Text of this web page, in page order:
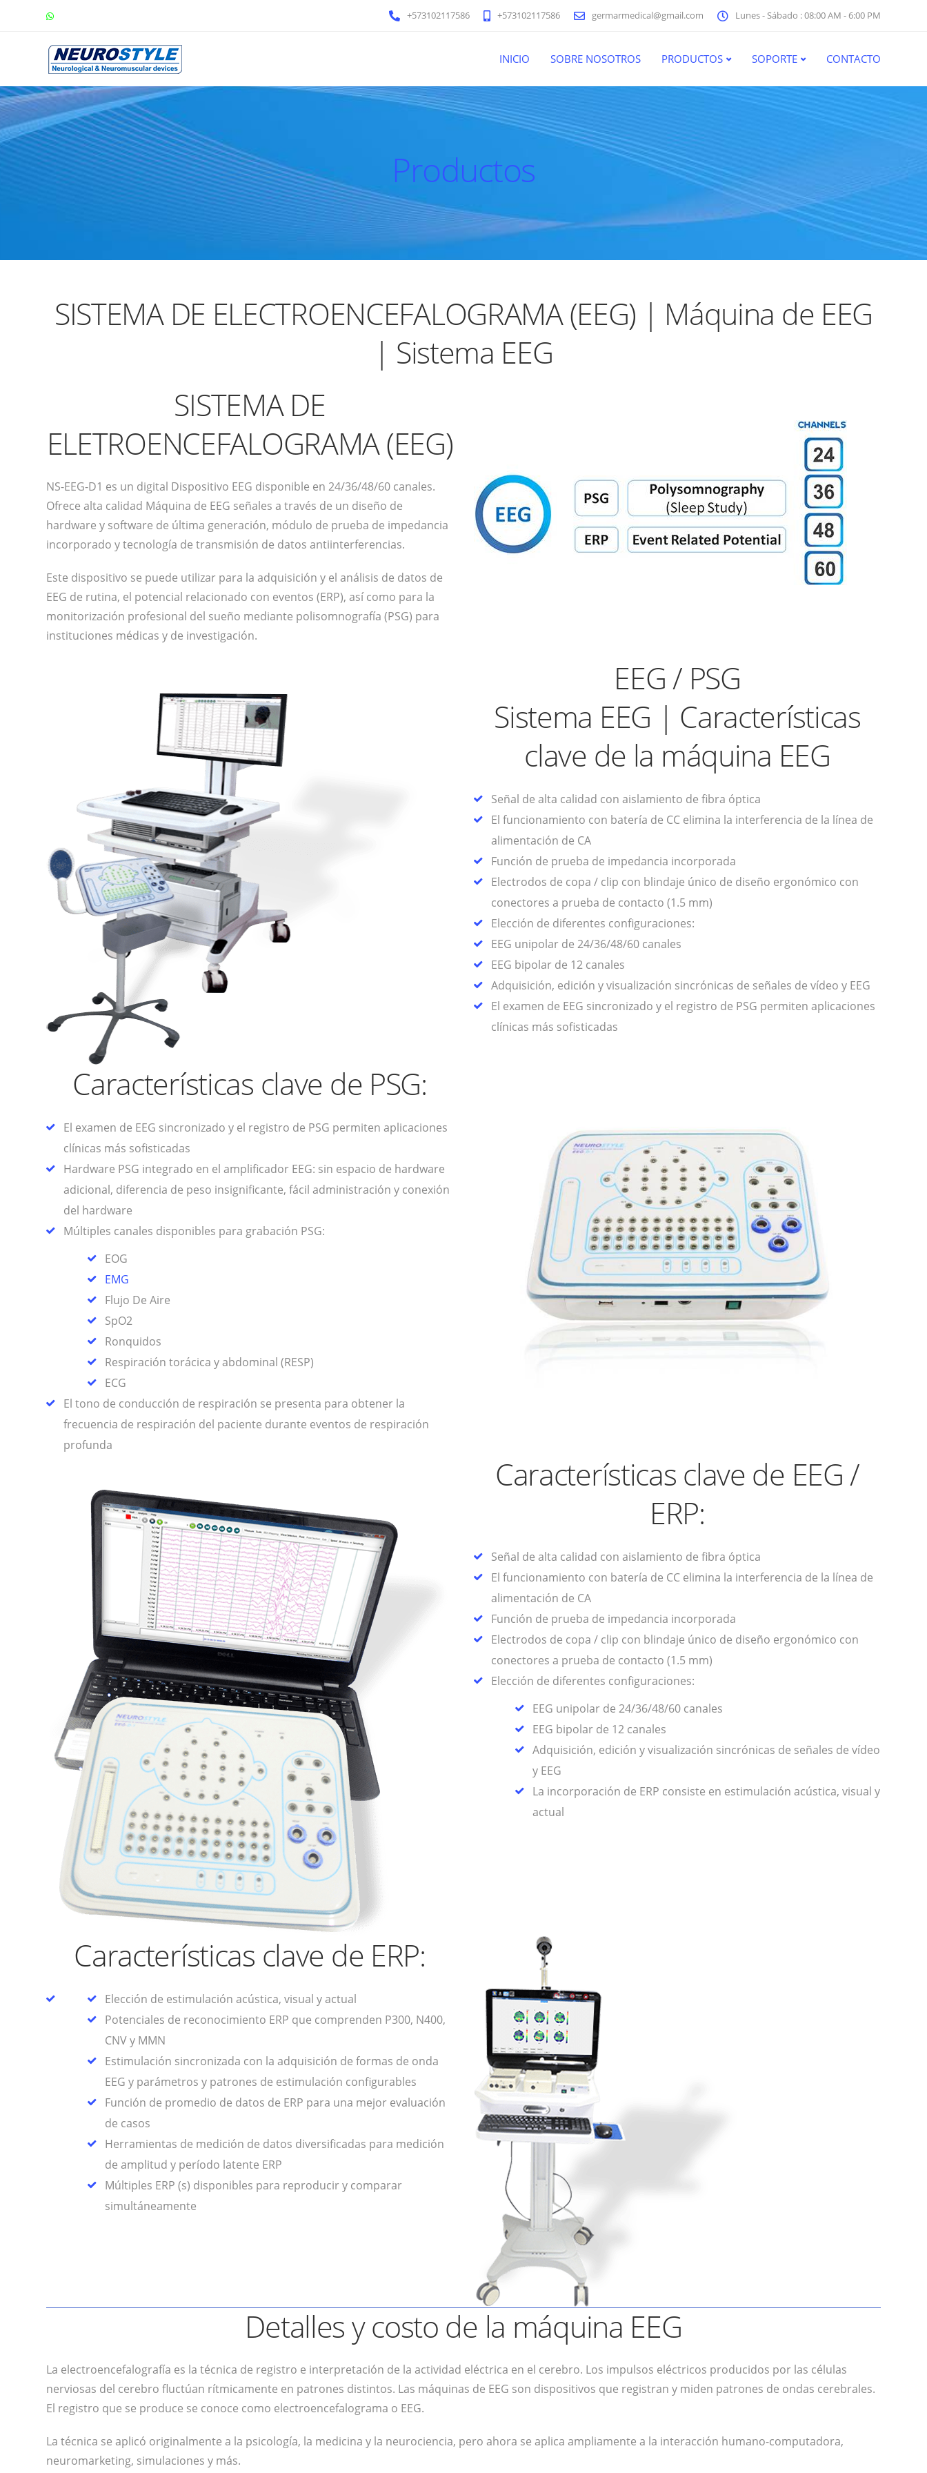
+573102117586 +573102117586 germarmedical@gmail.com Lunes - Sábado : 08:00 AM - 6:00 PM
INICIO SOBRE NOSOTROS PRODUCTOS SOPORTE CONTACTO
Productos
SISTEMA DE ELECTROENCEFALOGRAMA (EEG) | Máquina de EEG
| Sistema EEG
SISTEMA DE
ELETROENCEFALOGRAMA (EEG)
NS-EEG-D1 es un digital Dispositivo EEG disponible en 24/36/48/60 canales.
Ofrece alta calidad Máquina de EEG señales a través de un diseño de
hardware y software de última generación, módulo de prueba de impedancia
incorporado y tecnología de transmisión de datos antiinterferencias.
Este dispositivo se puede utilizar para la adquisición y el análisis de datos de
EEG de rutina, el potencial relacionado con eventos (ERP), así como para la
monitorización profesional del sueño mediante polisomnografía (PSG) para
instituciones médicas y de investigación.
EEG / PSG
Sistema EEG | Características
clave de la máquina EEG
Señal de alta calidad con aislamiento de fibra óptica
El funcionamiento con batería de CC elimina la interferencia de la línea de
alimentación de CA
Función de prueba de impedancia incorporada
Electrodos de copa / clip con blindaje único de diseño ergonómico con
conectores a prueba de contacto (1.5 mm)
Elección de diferentes configuraciones:
EEG unipolar de 24/36/48/60 canales
EEG bipolar de 12 canales
Adquisición, edición y visualización sincrónicas de señales de vídeo y EEG
El examen de EEG sincronizado y el registro de PSG permiten aplicaciones
clínicas más sofisticadas
Características clave de PSG:
El examen de EEG sincronizado y el registro de PSG permiten aplicaciones
clínicas más sofisticadas
Hardware PSG integrado en el amplificador EEG: sin espacio de hardware
adicional, diferencia de peso insignificante, fácil administración y conexión
del hardware
Múltiples canales disponibles para grabación PSG:
EOG
EMG
Flujo De Aire
SpO2
Ronquidos
Respiración torácica y abdominal (RESP)
ECG
El tono de conducción de respiración se presenta para obtener la
frecuencia de respiración del paciente durante eventos de respiración
profunda
Características clave de EEG /
ERP:
Señal de alta calidad con aislamiento de fibra óptica
El funcionamiento con batería de CC elimina la interferencia de la línea de
alimentación de CA
Función de prueba de impedancia incorporada
Electrodos de copa / clip con blindaje único de diseño ergonómico con
conectores a prueba de contacto (1.5 mm)
Elección de diferentes configuraciones:
EEG unipolar de 24/36/48/60 canales
EEG bipolar de 12 canales
Adquisición, edición y visualización sincrónicas de señales de vídeo
y EEG
La incorporación de ERP consiste en estimulación acústica, visual y
actual
Características clave de ERP:
Elección de estimulación acústica, visual y actual
Potenciales de reconocimiento ERP que comprenden P300, N400,
CNV y MMN
Estimulación sincronizada con la adquisición de formas de onda
EEG y parámetros y patrones de estimulación configurables
Función de promedio de datos de ERP para una mejor evaluación
de casos
Herramientas de medición de datos diversificadas para medición
de amplitud y período latente ERP
Múltiples ERP (s) disponibles para reproducir y comparar
simultáneamente
Detalles y costo de la máquina EEG
La electroencefalografía es la técnica de registro e interpretación de la actividad eléctrica en el cerebro. Los impulsos eléctricos producidos por las células
nerviosas del cerebro fluctúan rítmicamente en patrones distintos. Las máquinas de EEG son dispositivos que registran y miden patrones de ondas cerebrales.
El registro que se produce se conoce como electroencefalograma o EEG.
La técnica se aplicó originalmente a la psicología, la medicina y la neurociencia, pero ahora se aplica ampliamente a la interacción humano-computadora,
neuromarketing, simulaciones y más.